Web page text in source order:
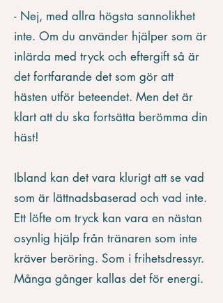
- Nej, med allra högsta sannolikhet
inte. Om du använder hjälper som är
inlärda med tryck och eftergift så är
det fortfarande det som gör att
hästen utför beteendet. Men det är
klart att du ska fortsätta berömma din
häst!
​Ibland kan det vara klurigt att se vad
som är lättnadsbaserad och vad inte.
Ett löfte om tryck kan vara en nästan
osynlig hjälp från tränaren som inte
kräver beröring. Som i frihetsdressyr.
Många gånger kallas det för energi.